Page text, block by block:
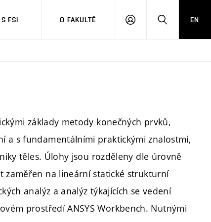
FSI O FAKULTĚ
PŘIHLÁŠENÍHLEDAT
EN
základy metody konečných prvků,
a s fundamentálními praktickými znalostmi,
těles. Úlohy jsou rozděleny dle úrovně
zaměřen na lineární statické strukturní
analýz a analýz týkajících se vedení
prostředí ANSYS Workbench. Nutnými